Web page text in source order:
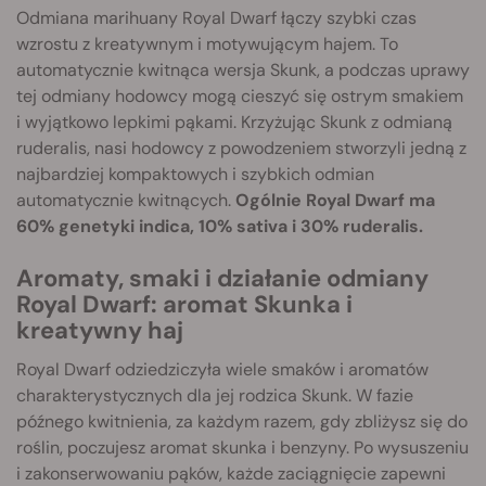
Odmiana marihuany Royal Dwarf łączy szybki czas
wzrostu z kreatywnym i motywującym hajem. To
automatycznie kwitnąca wersja Skunk, a podczas uprawy
tej odmiany hodowcy mogą cieszyć się ostrym smakiem
i wyjątkowo lepkimi pąkami. Krzyżując Skunk z odmianą
ruderalis, nasi hodowcy z powodzeniem stworzyli jedną z
najbardziej kompaktowych i szybkich odmian
automatycznie kwitnących. Ogólnie Royal Dwarf ma
60% genetyki indica, 10% sativa i 30% ruderalis.
Aromaty, smaki i działanie odmiany
Royal Dwarf: aromat Skunka i
kreatywny haj
Royal Dwarf odziedziczyła wiele smaków i aromatów
charakterystycznych dla jej rodzica Skunk. W fazie
późnego kwitnienia, za każdym razem, gdy zbliżysz się do
roślin, poczujesz aromat skunka i benzyny. Po wysuszeniu
i zakonserwowaniu pąków, każde zaciągnięcie zapewni